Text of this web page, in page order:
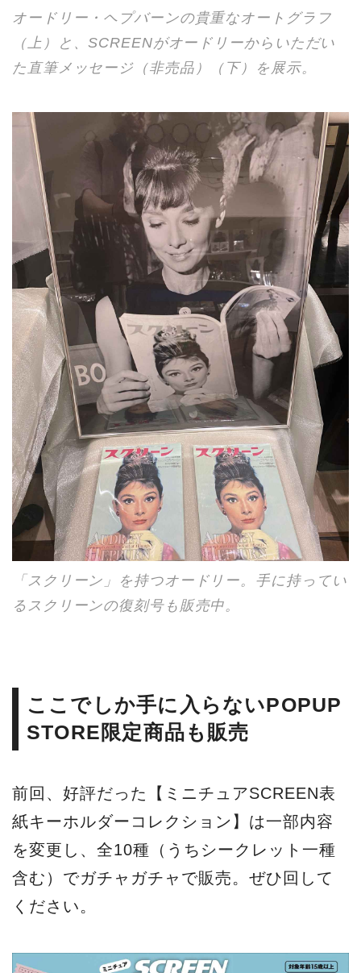
オードリー・ヘプバーンの貴重なオートグラフ
（上）と、SCREENがオードリーからいただい
た直筆メッセージ（非売品）（下）を展示。
「スクリーン」を持つオードリー。手に持ってい
るスクリーンの復刻号も販売中。
ここでしか手に入らないPOPUP
STORE限定商品も販売
前回、好評だった【ミニチュアSCREEN表
紙キーホルダーコレクション】は一部内容
を変更し、全10種（うちシークレット一種
含む）でガチャガチャで販売。ぜひ回して
ください。